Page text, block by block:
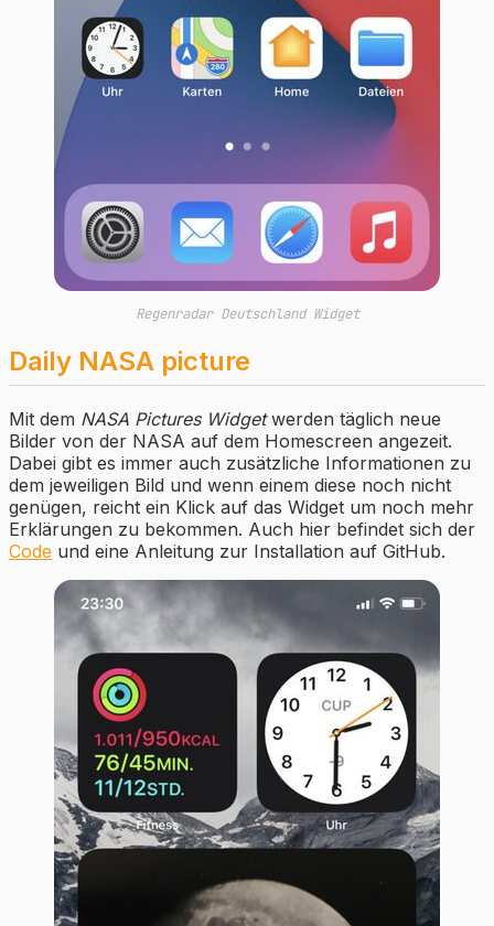
Regenradar Deutschland Widget
Daily NASA picture
Mit dem NASA Pictures Widgetwerden täglich neue
Bilder von der NASA auf dem Homescreen angezeit.
Dabei gibt es immer auch zusätzliche Informationen zu
dem jeweiligen Bild und wenn einem diese noch nicht
genügen, reicht ein Klick auf das Widget um noch mehr
Erklärungen zu bekommen. Auch hier befindet sich der
Code und eine Anleitung zur Installation auf GitHub.